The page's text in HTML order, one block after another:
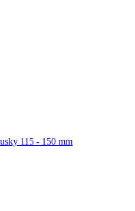
115 - 150 mm